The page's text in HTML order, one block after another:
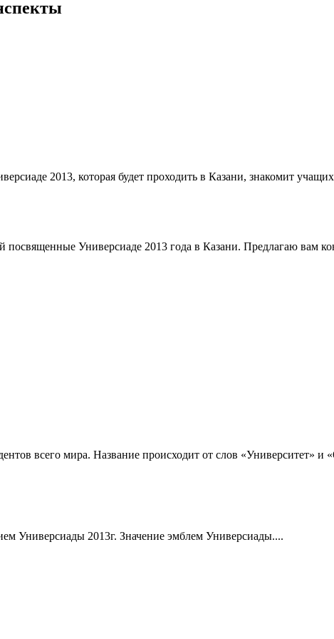
2013, которая будет проходить в Казани, знакомит
посвященные Универсиаде 2013 года в Казани. Предлагаю вам
всего мира. Название происходит от слов «Университет» и
Универсиады 2013г. Значение эмблем Универсиады....